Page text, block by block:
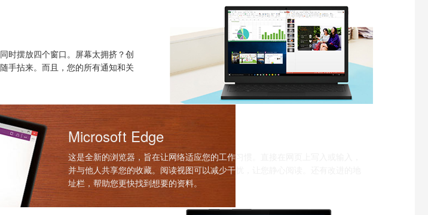
时摆放四个窗口。屏幕太拥挤？创
手拈来。而且，您的所有通知和关
Microsoft Edge
这是全新的浏览器，旨在让网络适应您的工作习惯。直接在网页上写入或输入，
并与他人共享您的收藏。阅读视图可以减少干扰，让您静心阅读。还有改进的地
址栏，帮助您更快找到想要的资料。